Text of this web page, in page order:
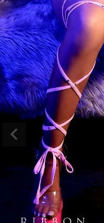
＝ボムシェル】はダン
衣装ならお任せ！オリジナ
ィネートのご提案。 ボムシ
えをお届け。 撮影で使用
ーデはイメージしやすく、
とは差別化出来るしっか
ージ映えを全力で応援してま